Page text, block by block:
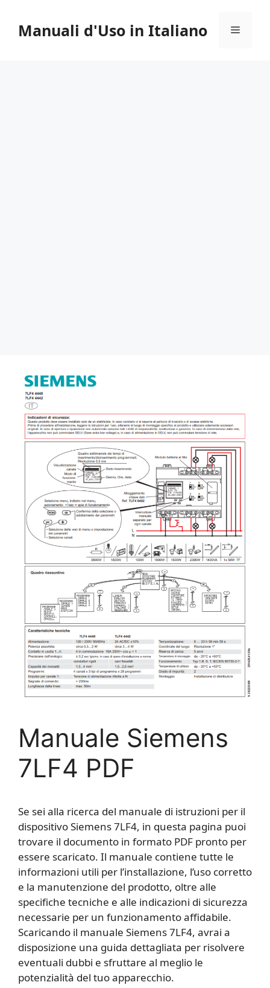
contenuto
Manuali d'Uso in Italiano Menu
Manuale Siemens
7LF4 PDF
Se sei alla ricerca del manuale di istruzioni per il
dispositivo Siemens 7LF4, in questa pagina puoi
trovare il documento in formato PDF pronto per
essere scaricato. Il manuale contiene tutte le
informazioni utili per l’installazione, l’uso corretto
e la manutenzione del prodotto, oltre alle
specifiche tecniche e alle indicazioni di sicurezza
necessarie per un funzionamento affidabile.
Scaricando il manuale Siemens 7LF4, avrai a
disposizione una guida dettagliata per risolvere
eventuali dubbi e sfruttare al meglio le
potenzialità del tuo apparecchio.